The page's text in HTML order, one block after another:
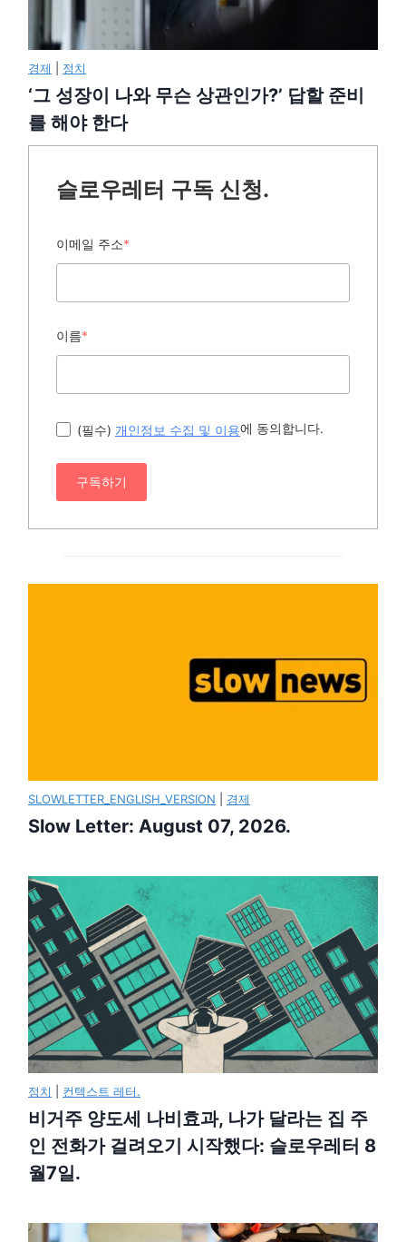
경제 정치
‘그 성장이 나와 무슨 상관인가?’ 답할 준비
를 해야 한다
슬로우레터 구독 신청.
이메일 주소*
이름*
(필수) 개인정보 수집 및 이용에 동의합니다.
구독하기
SLOWLETTER_ENGLISH_VERSION 경제
Slow Letter: August 07, 2026.
정치 컨텍스트 레터.
비거주 양도세 나비효과, 나가 달라는 집 주
인 전화가 걸려오기 시작했다: 슬로우레터 8
월7일.